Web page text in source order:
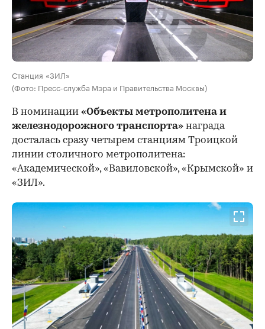
Станция «ЗИЛ»
(Фото: Пресс-служба Мэра и Правительства Москвы)
В номинации «Объекты метрополитена и
железнодорожного транспорта» награда
досталась сразу четырем станциям Троицкой
линии столичного метрополитена:
«Академической», «Вавиловской», «Крымской» и
«ЗИЛ».